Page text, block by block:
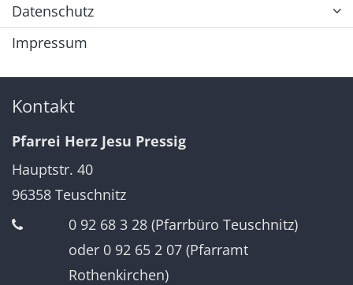
Datenschutz
Impressum
Kontakt
Pfarrei Herz Jesu Pressig
Hauptstr. 40
96358 Teuschnitz
0 92 68 3 28 (Pfarrbüro Teuschnitz)
oder 0 92 65 2 07 (Pfarramt
Rothenkirchen)